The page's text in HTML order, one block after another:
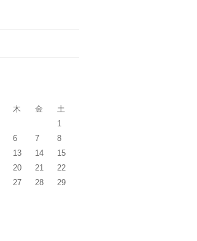
木 金
土
1
6 7
8
13 14
15
20 21
22
27 28
29